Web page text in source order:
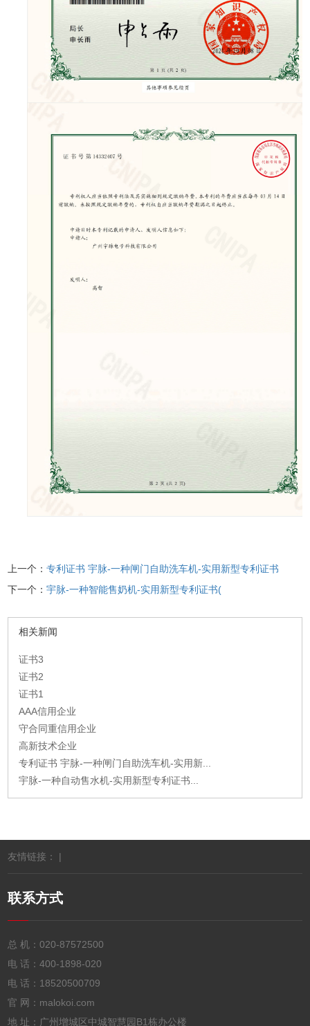
上一个：专利证书 宇脉-一种闸门自助洗车机-实用新型专利证书
下一个：宇脉-一种智能售奶机-实用新型专利证书(
相关新闻
证书3
证书2
证书1
AAA信用企业
守合同重信用企业
高新技术企业
专利证书 宇脉-一种闸门自助洗车机-实用新...
宇脉-一种自动售水机-实用新型专利证书...
友情链接： |
联系方式
总 机：020-87572500
电 话：400-1898-020
电 话： 18520500709
官 网：malokoi.com
地 址：广州增城区中城智慧园B1栋办公楼